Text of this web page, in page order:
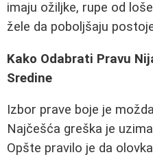
imaju ožiljke, rupe od
žele da poboljšaju
Kako Odabrati Pravu
Sredine
Izbor prave boje je možda
Najčešća greška je
Opšte pravilo je da